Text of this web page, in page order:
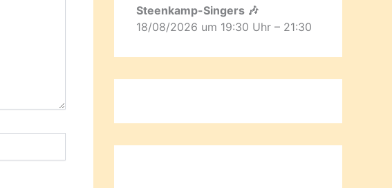
Steenkamp-Singers 🎶
18/08/2026 um 19:30 Uhr – 21:30